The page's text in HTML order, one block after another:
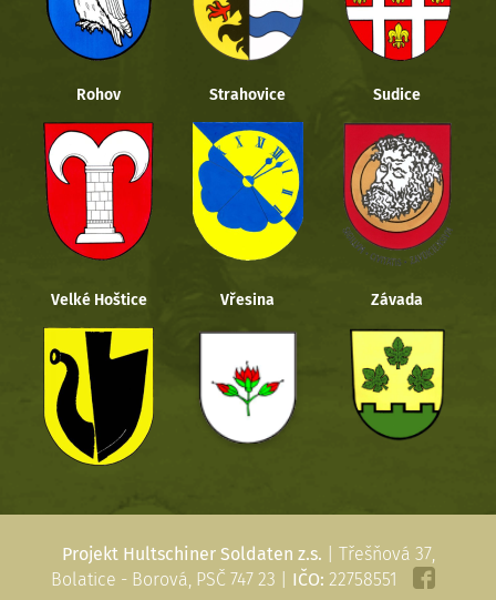
Rohov Strahovice Sudice
Velké Hoštice Vřesina Závada
Projekt Hultschiner Soldaten z.s. | Třešňová 37,
Bolatice - Borová, PSČ 747 23 | IČO: 22758551